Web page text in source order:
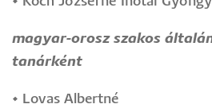
magyar-orosz szakos
tanárként
• Lovas Albertné